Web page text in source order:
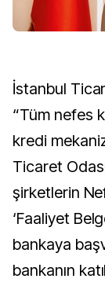
İstanbul
“Tüm nefes
kredi
Ticaret
şirketlerin
‘Faaliyet
bankaya
bankanın